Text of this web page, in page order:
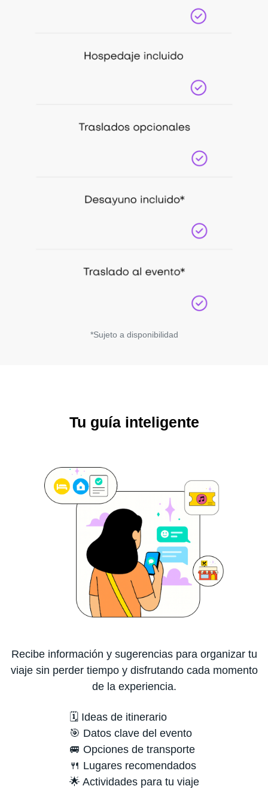
*Sujeto a disponibilidad
Tu guía inteligente
Recibe información y sugerencias para organizar tu
viaje sin perder tiempo y disfrutando cada momento
de la experiencia.
🗓️ Ideas de itinerario
🎯 Datos clave del evento
🚐 Opciones de transporte
🍴 Lugares recomendados
🌟 Actividades para tu viaje